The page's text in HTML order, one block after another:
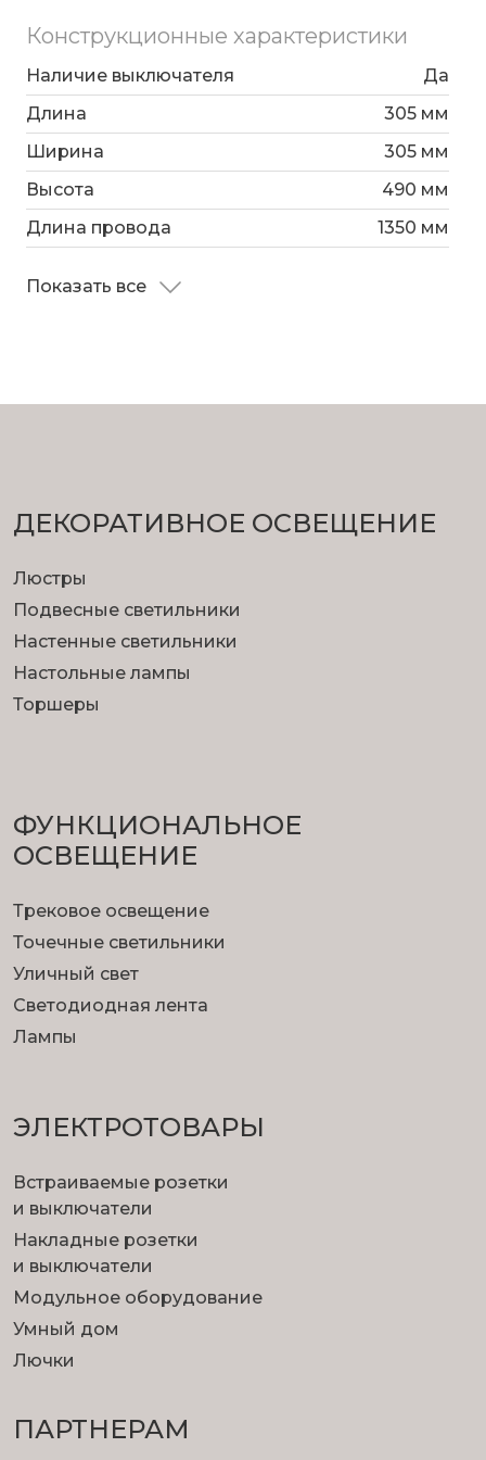
Конструкционные характеристики
Наличие выключателя
Да
Длина
305 мм
Ширина
305 мм
Высота
490 мм
Длина провода
1350 мм
Показать все
ДЕКОРАТИВНОЕ ОСВЕЩЕНИЕ
Люстры
Подвесные светильники
Настенные светильники
Настольные лампы
Торшеры
ФУНКЦИОНА­ЛЬНОЕ
ОСВЕЩЕНИЕ
Трековое освещение
Точечные светильники
Уличный свет
Светодиодная лента
Лампы
ЭЛЕКТРОТОВАРЫ
Встраиваемые розетки
и выключатели
Накладные розетки
и выключатели
Модульное оборудование
Умный дом
Лючки
ПАРТНЕРАМ